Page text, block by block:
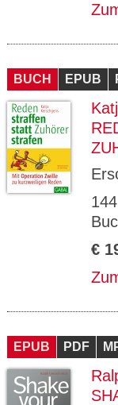
BUCH EPUB
€
EPUB PDF